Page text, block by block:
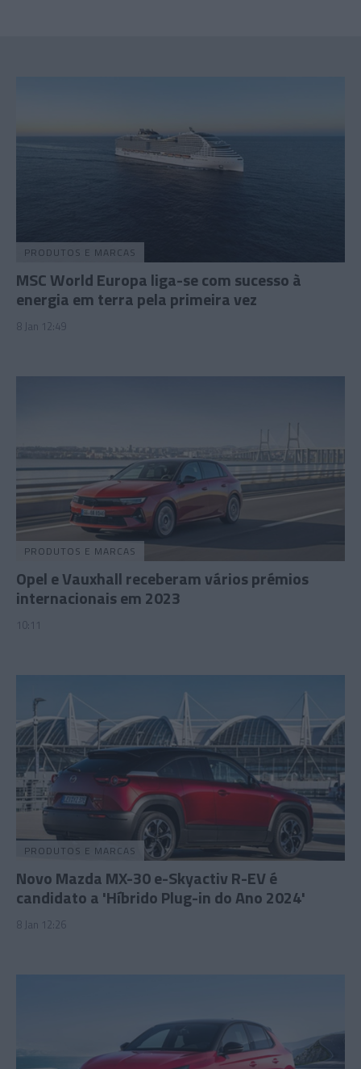
PRODUTOS E MARCAS
MSC World Europa liga-se com sucesso à
energia em terra pela primeira vez
8 Jan 12:49
PRODUTOS E MARCAS
Opel e Vauxhall receberam vários prémios
internacionais em 2023
10:11
PRODUTOS E MARCAS
Novo Mazda MX-30 e-Skyactiv R-EV é
candidato a 'Híbrido Plug-in do Ano 2024'
8 Jan 12:26